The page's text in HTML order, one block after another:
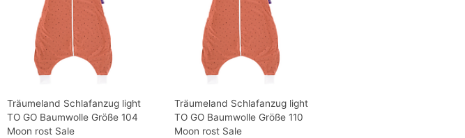
Träumeland Schlafanzug light
TO GO Baumwolle Größe 104
Moon rost Sale
Träumeland Schlafanzug light
TO GO Baumwolle Größe 110
Moon rost Sale